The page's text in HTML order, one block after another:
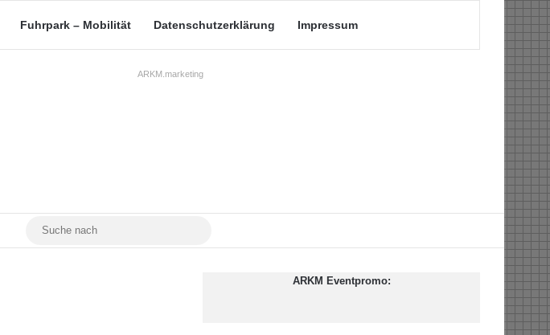
Fuhrpark – Mobilität Datenschutzerklärung Impressum
ARKM.marketing
YouTubeMastodon
ARKM Eventpromo: